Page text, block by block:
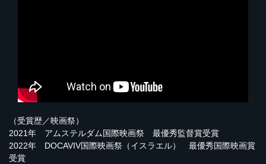
（受賞歴／映画祭）
2021年 アムステルダム国際映画祭 最優秀監督賞受賞
2022年 DOCAVIV国際映画祭（イスラエル） 最優秀国際映画賞
受賞